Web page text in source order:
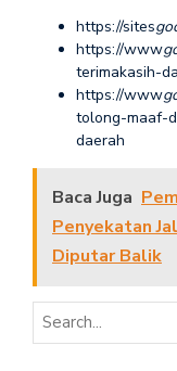
https://sites
https://www
terimakasih-
https://www
tolong-maaf-
daerah
Baca Juga
Penyekatan
Diputar Balik